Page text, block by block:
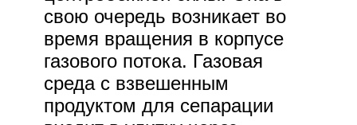
свою очередь возникает во
время вращения в корпусе
газового потока. Газовая
среда с взвешенным
продуктом для сепарации